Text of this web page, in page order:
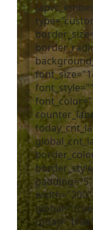
padding="5"
width="200"